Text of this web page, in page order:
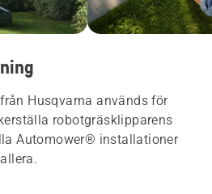
Husqvarna används för
robotgräsklipparens
Automower® installationer